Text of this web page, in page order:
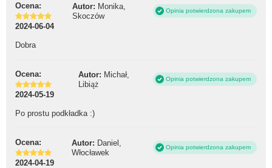
Ocena: Autor: Monika,
Skoczów
Opinia potwierdzona zakupem
2024-06-04
Dobra
Ocena: Autor: Michał,
Libiąż
Opinia potwierdzona zakupem
2024-05-19
Po prostu podkładka :)
Ocena: Autor: Daniel,
Włocławek
Opinia potwierdzona zakupem
2024-04-19